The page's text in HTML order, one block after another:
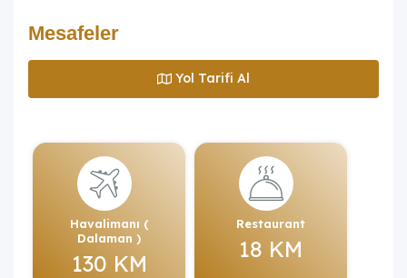
Mesafeler
Yol Tarifi Al
Havalimanı (
Dalaman )
130 KM
Restaurant
18 KM